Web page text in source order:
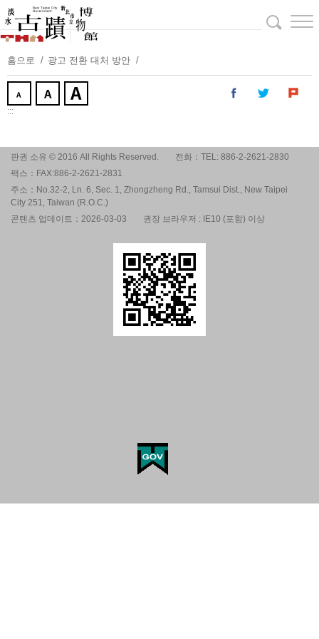
주
요
내
용
보
홈으로 광고 전환 대처 방안
:::
판권 소유 © 2016 All Rights Reserved.
전화：TEL: 886-2-2621-2830
팩스：FAX:886-2-2621-2831
주소：No.32-2, Ln. 6, Sec. 1, Zhongzheng Rd., Tamsui Dist., New Taipei
City 251, Taiwan (R.O.C.)
콘텐츠 업데이트：2026-03-03
권장 브라우저 : IE10 (포함) 이상